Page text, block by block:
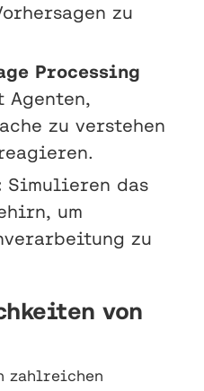
zu
Processing
Agenten,
zu verstehen
Simulieren das
um
zu
von
zahlreichen